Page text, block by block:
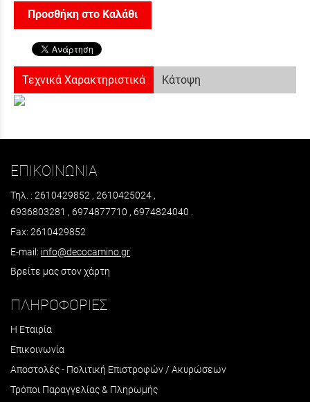
Προσθήκη στο Καλάθι
Τεχνικά Χαρακτηριστικά Κάτοψη
ΕΠΙΚΟΙΝΩΝΙΑ
Τηλ. : 2610429852 , 2610425024 ,
6936803281 , 6974877710 , 6974824040 .
Fax: 2610429852
E-mail: info@decocamino.gr
Βρείτε μας στον χάρτη
ΠΛΗΡΟΦΟΡΙΕΣ
Η Εταιρία
Επικοινωνία
Αποστολές - Πολιτική Επιστροφών / Ακυρώσεων
Τρόποι Παραγγελίας & Πληρωμής